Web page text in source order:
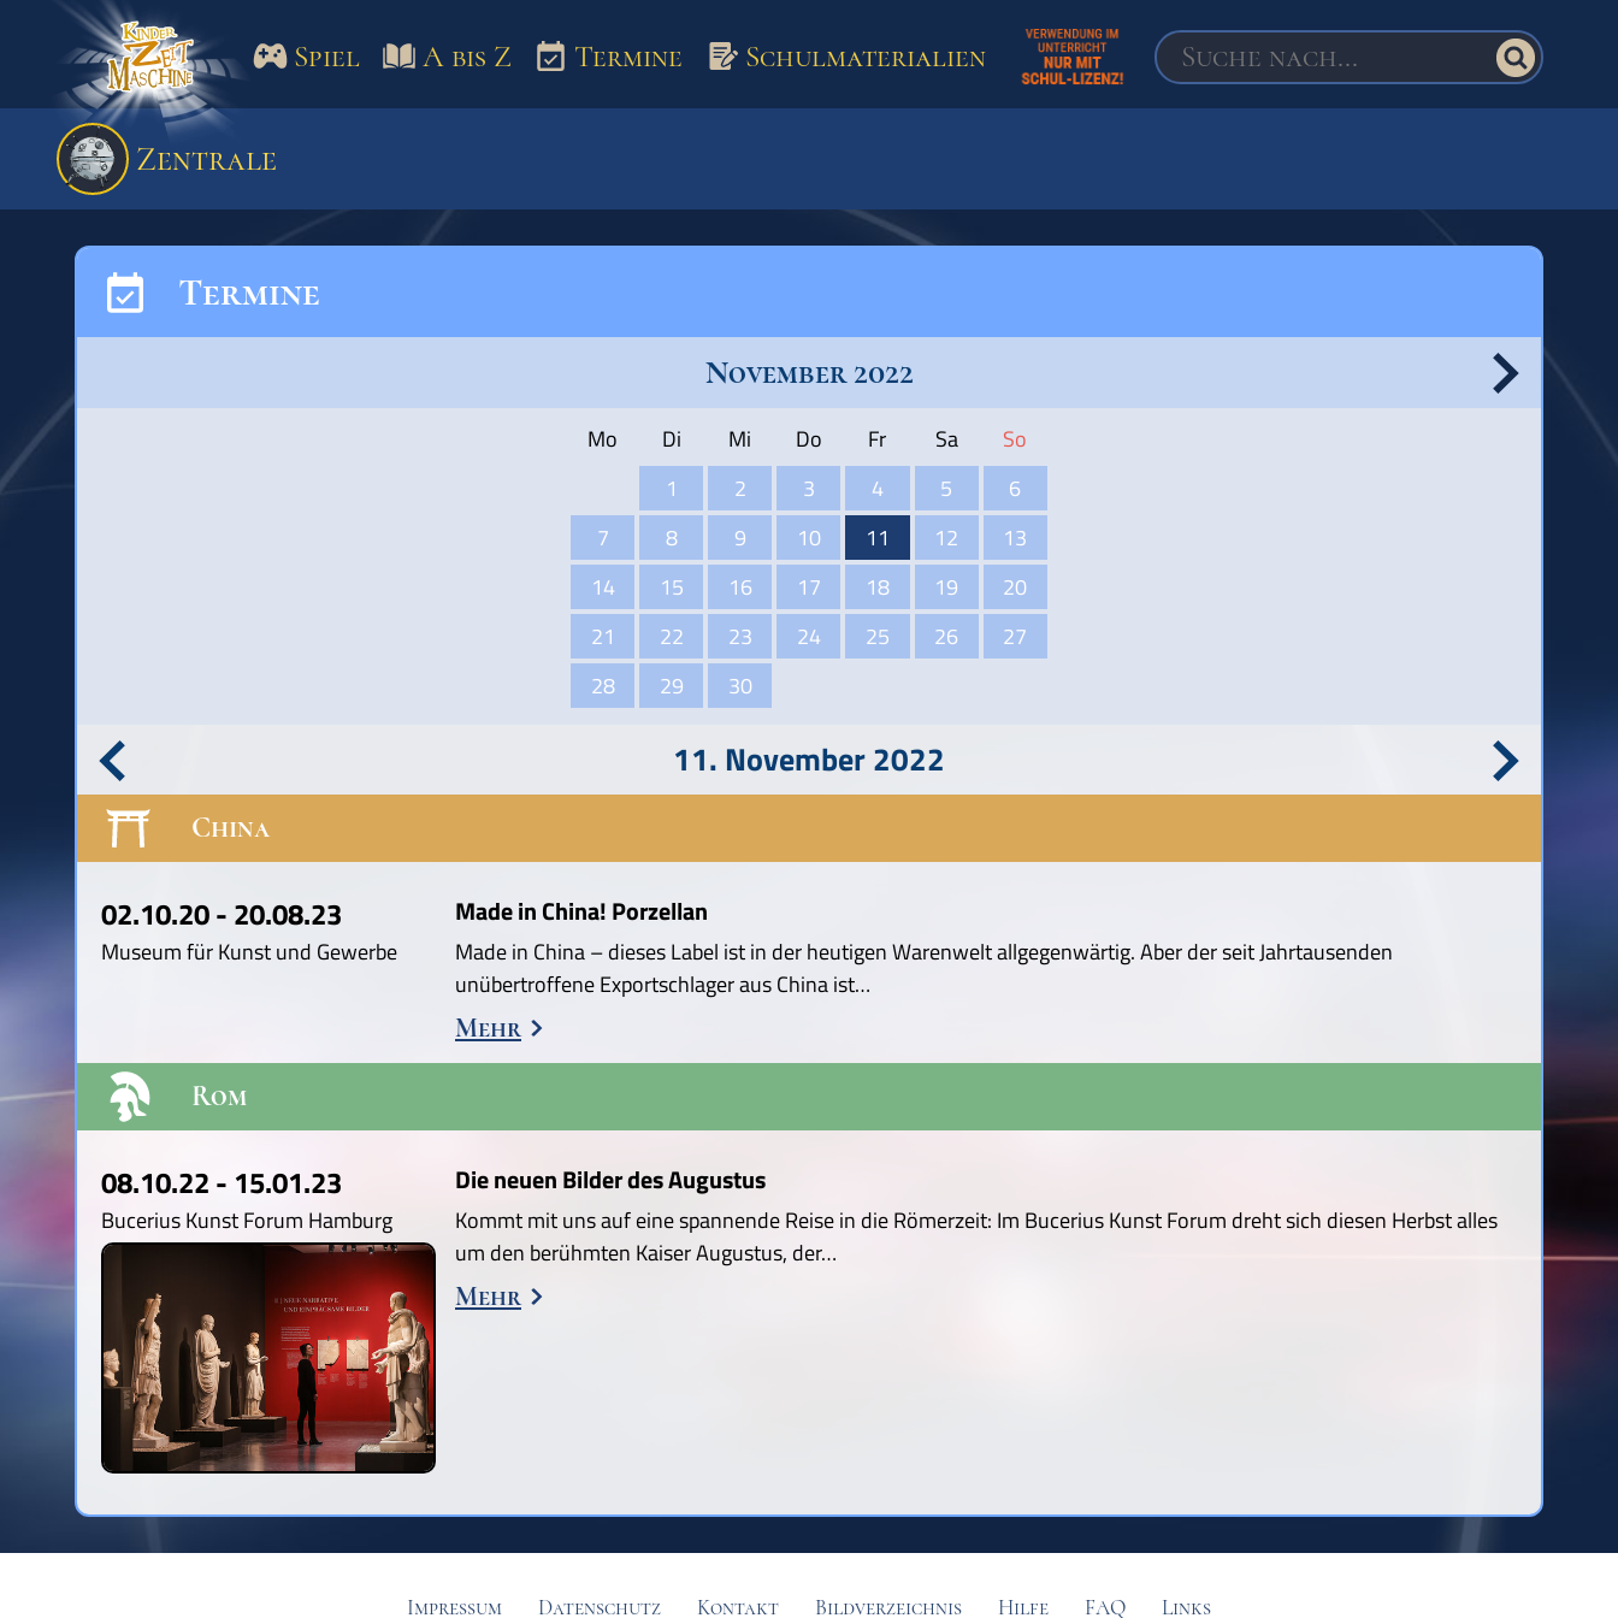
Spiel
Spiel A bis Z Termine Schulmaterialien
Zentrale
Termine
November 2022
Mo Di Mi Do Fr Sa
So
1
2 3 4 5
6
7
8 9 10 11 12
13
14
15 16 17 18 19
20
21
22 23 24 25 26
27
28
29 30
11. November 2022
China
02.10.20 - 20.08.23
Museum für Kunst und Gewerbe
Made in China! Porzellan
Made in China – dieses Label ist in der heutigen Warenwelt allgegenwärtig. Aber der seit Jahrtausenden
unübertroffene Exportschlager aus China ist…
Mehr
Rom
08.10.22 - 15.01.23
Bucerius Kunst Forum Hamburg
Die neuen Bilder des Augustus
Kommt mit uns auf eine spannende Reise in die Römerzeit: Im Bucerius Kunst Forum dreht sich diesen Herbst alles
um den berühmten Kaiser Augustus, der…
Mehr
Impressum Datenschutz Kontakt Bildverzeichnis Hilfe FAQ Links